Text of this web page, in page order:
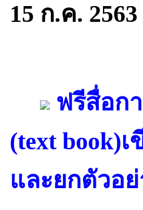
15 ก.ค. 2563
ฟรีสื่อก
(text book)
และยกตัวอย่